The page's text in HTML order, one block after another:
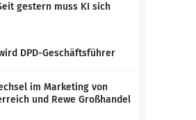
gestern muss KI sich
DPD-Geschäftsführer
im Marketing von
und Rewe Großhandel